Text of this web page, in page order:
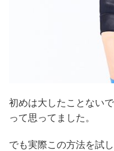
初めは大したことないで
って思ってました。
でも実際この方法を試